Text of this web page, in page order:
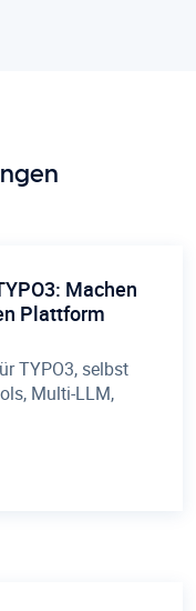
Machen
Plattform
TYPO3, selbst
Multi-LLM,